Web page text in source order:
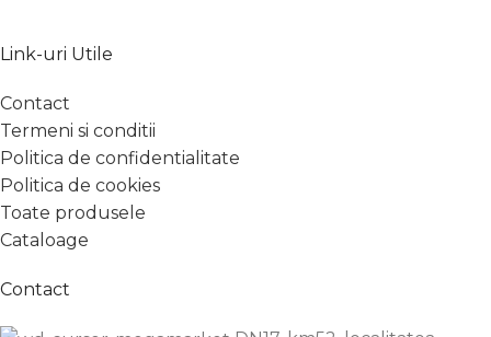
Link-uri Utile
Contact
Termeni si conditii
Politica de confidentialitate
Politica de cookies
Toate produsele
Cataloage
Contact